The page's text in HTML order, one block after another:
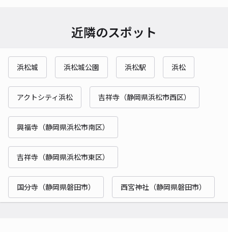
近隣のスポット
浜松城 浜松城公園 浜松駅 浜松
アクトシティ浜松 吉祥寺（静岡県浜松市西区）
興福寺（静岡県浜松市南区）
吉祥寺（静岡県浜松市東区）
国分寺（静岡県磐田市） 西宮神社（静岡県磐田市）